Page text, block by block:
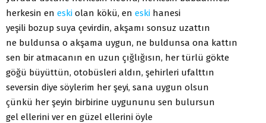
herkesin en eski olan kökü, en eski hanesi
yeşili bozup suya çevirdin, akşamı sonsuz uzattın
ne buldunsa o akşama uygun, ne buldunsa ona kattın
sen bir atmacanın en uzun çığlığısın, her türlü gökte
göğü büyüttün, otobüsleri aldın, şehirleri ufalttın
seversin diye söylerim her şeyi, sana uygun olsun
çünkü her şeyin birbirine uygununu sen bulursun
gel ellerini ver en güzel ellerini öyle